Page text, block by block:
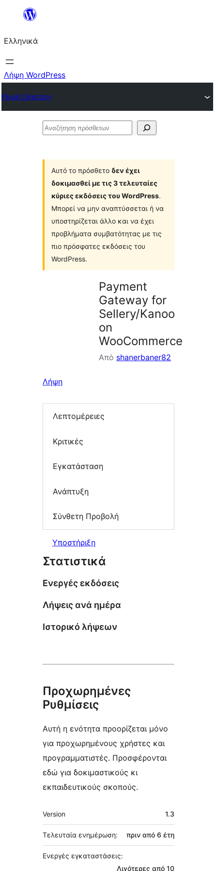
Μετάβαση
περιεχόμενο
Ελληνικά
Λήψη WordPress
Plugin Directory
Αναζήτηση
Αυτό το πρόσθετο δεν έχει
δοκιμασθεί με τις 3 τελευταίες
κύριες εκδόσεις του WordPress.
Μπορεί να μην αναπτύσσεται ή να
υποστηρίζεται άλλο και να έχει
προβλήματα συμβατότητας με τις
πιο πρόσφατες εκδόσεις του
WordPress.
Payment
Gateway for
Sellery/Kanoo
on
WooCommerce
Από shanerbaner82
Λήψη
Λεπτομέρειες
Κριτικές
Εγκατάσταση
Ανάπτυξη
Σύνθετη Προβολή
Υποστήριξη
Στατιστικά
Ενεργές εκδόσεις
Λήψεις ανά ημέρα
Ιστορικό λήψεων
Προχωρημένες
Ρυθμίσεις
Αυτή η ενότητα προορίζεται μόνο
για προχωρημένους χρήστες και
προγραμματιστές. Προσφέρονται
εδώ για δοκιμαστικούς κι
εκπαιδευτικούς σκοπούς.
Μεταστοιχεία
Version 1.3
Τελευταία ενημέρωση: πριν από 6 έτη
Ενεργές εγκαταστάσεις:
Λιγότερες από 10